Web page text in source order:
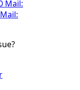
Mail: